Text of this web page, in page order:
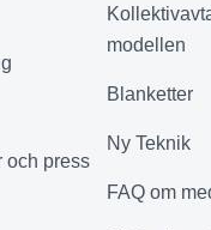
och press
modellen
Blanketter
Ny Teknik
FAQ om